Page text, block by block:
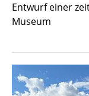
Entwurf einer
Museum